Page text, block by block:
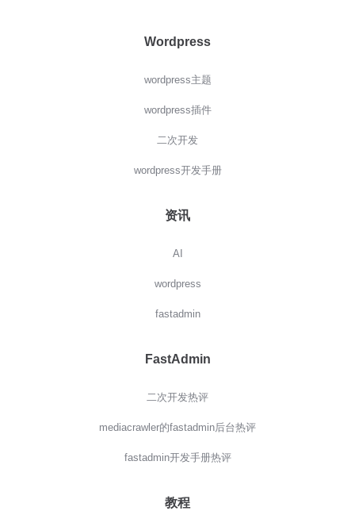
Wordpress
wordpress主题
wordpress插件
二次开发
wordpress开发手册
资讯
AI
wordpress
fastadmin
FastAdmin
二次开发热评
mediacrawler的fastadmin后台热评
fastadmin开发手册热评
教程